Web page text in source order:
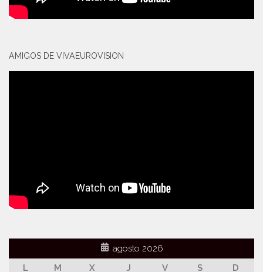
AMIGOS DE VIVAEUROVISION
agosto 2026
L
M X J V S
D